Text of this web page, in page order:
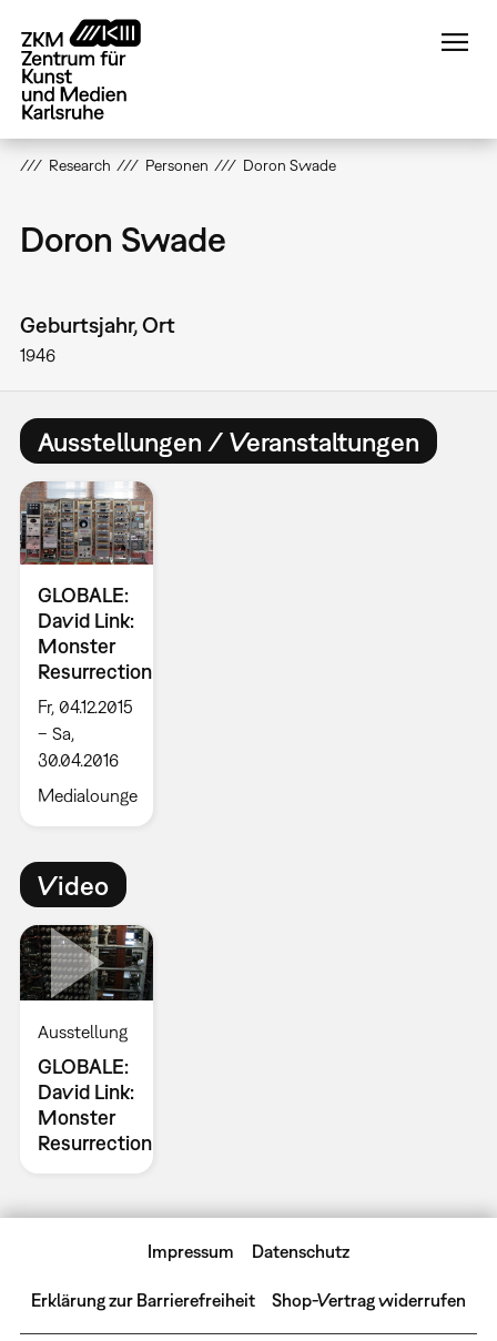
zum
Inhalt
Research Personen Doron Swade
Doron Swade
Geburtsjahr, Ort
1946
Ausstellungen / Veranstaltungen
GLOBALE:
David Link:
Monster
Resurrection
Fr, 04.12.2015
– Sa,
30.04.2016
Medialounge
Video
Ausstellung
GLOBALE:
David Link:
Monster
Resurrection
Impressum Datenschutz
Erklärung zur Barrierefreiheit Shop-Vertrag widerrufen